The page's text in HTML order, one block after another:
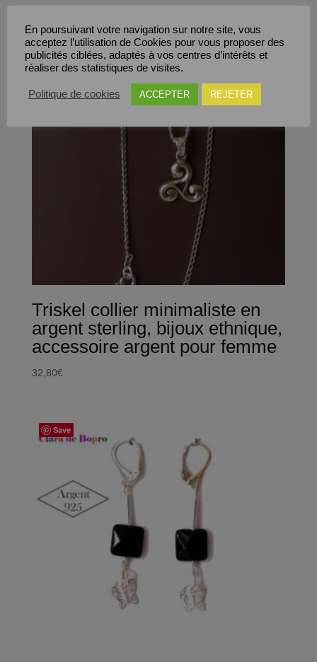
Save
Triskel collier minimaliste en
argent sterling, bijoux ethnique,
accessoire argent pour femme
32,80€
Save
En poursuivant votre navigation sur notre site, vous
acceptez l’utilisation de Cookies pour vous proposer des
publicités ciblées, adaptés à vos centres d’intérêts et
réaliser des statistiques de visites.
Politique de cookies ACCEPTER REJETER